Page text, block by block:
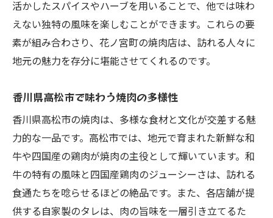
活かしたスパイスやハーブを用いることで、他では味わ
えない独特の風味を楽しむことができます。これらの要
素が組み合わさり、花ノ宮町の焼肉店は、訪れる人々に
地元の魅力を存分に堪能させてくれるのです。
香川県高松市で味わう焼肉の多様性
香川県高松市の焼肉は、多様な食材と文化が交差する魅
力的な一品です。高松市では、地元で育まれた新鮮な和
牛や四国産の鶏肉が焼肉の主役として輝いています。和
牛の特有の風味と四国産鶏肉のジューシーさは、訪れる
食通たちを唸らせるほどの絶品です。また、各店舗が提
供する自家製のタレは、肉の旨味を一層引き立てるた